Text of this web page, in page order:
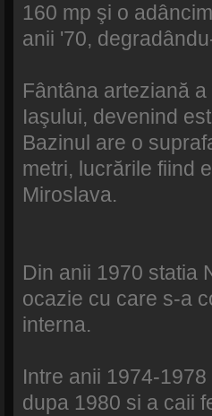
160 mp şi o
anii '70,
Fântâna arteziană
Iaşului, devenind
Bazinul are o
metri, lucrările fiind
Miroslava.
Din anii 1970 statia
ocazie cu care s-a
interna.
Intre anii 1974-
dupa 1980 si a caii